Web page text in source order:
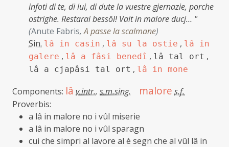
infoti di te, di lui, di dute la vuestre gjernazie, porche
ostrighe. Restarai bessôl! Vait in malore ducj… "
(Anute Fabris,A passe la scalmane)
Sin. lâ in casin , lâ su la ostie , lâ in
galere , lâ a fâsi benedî , lâ tal ort ,
lâ a cjapâsi tal ort , lâ in mone
Components: lâ v.intr., s.m.sing. malore s.f.
Proverbis:
a lâ in malore no i vûl miserie
a lâ in malore no i vûl sparagn
cui che simpri al lavore al è segn che al vûl lâ in